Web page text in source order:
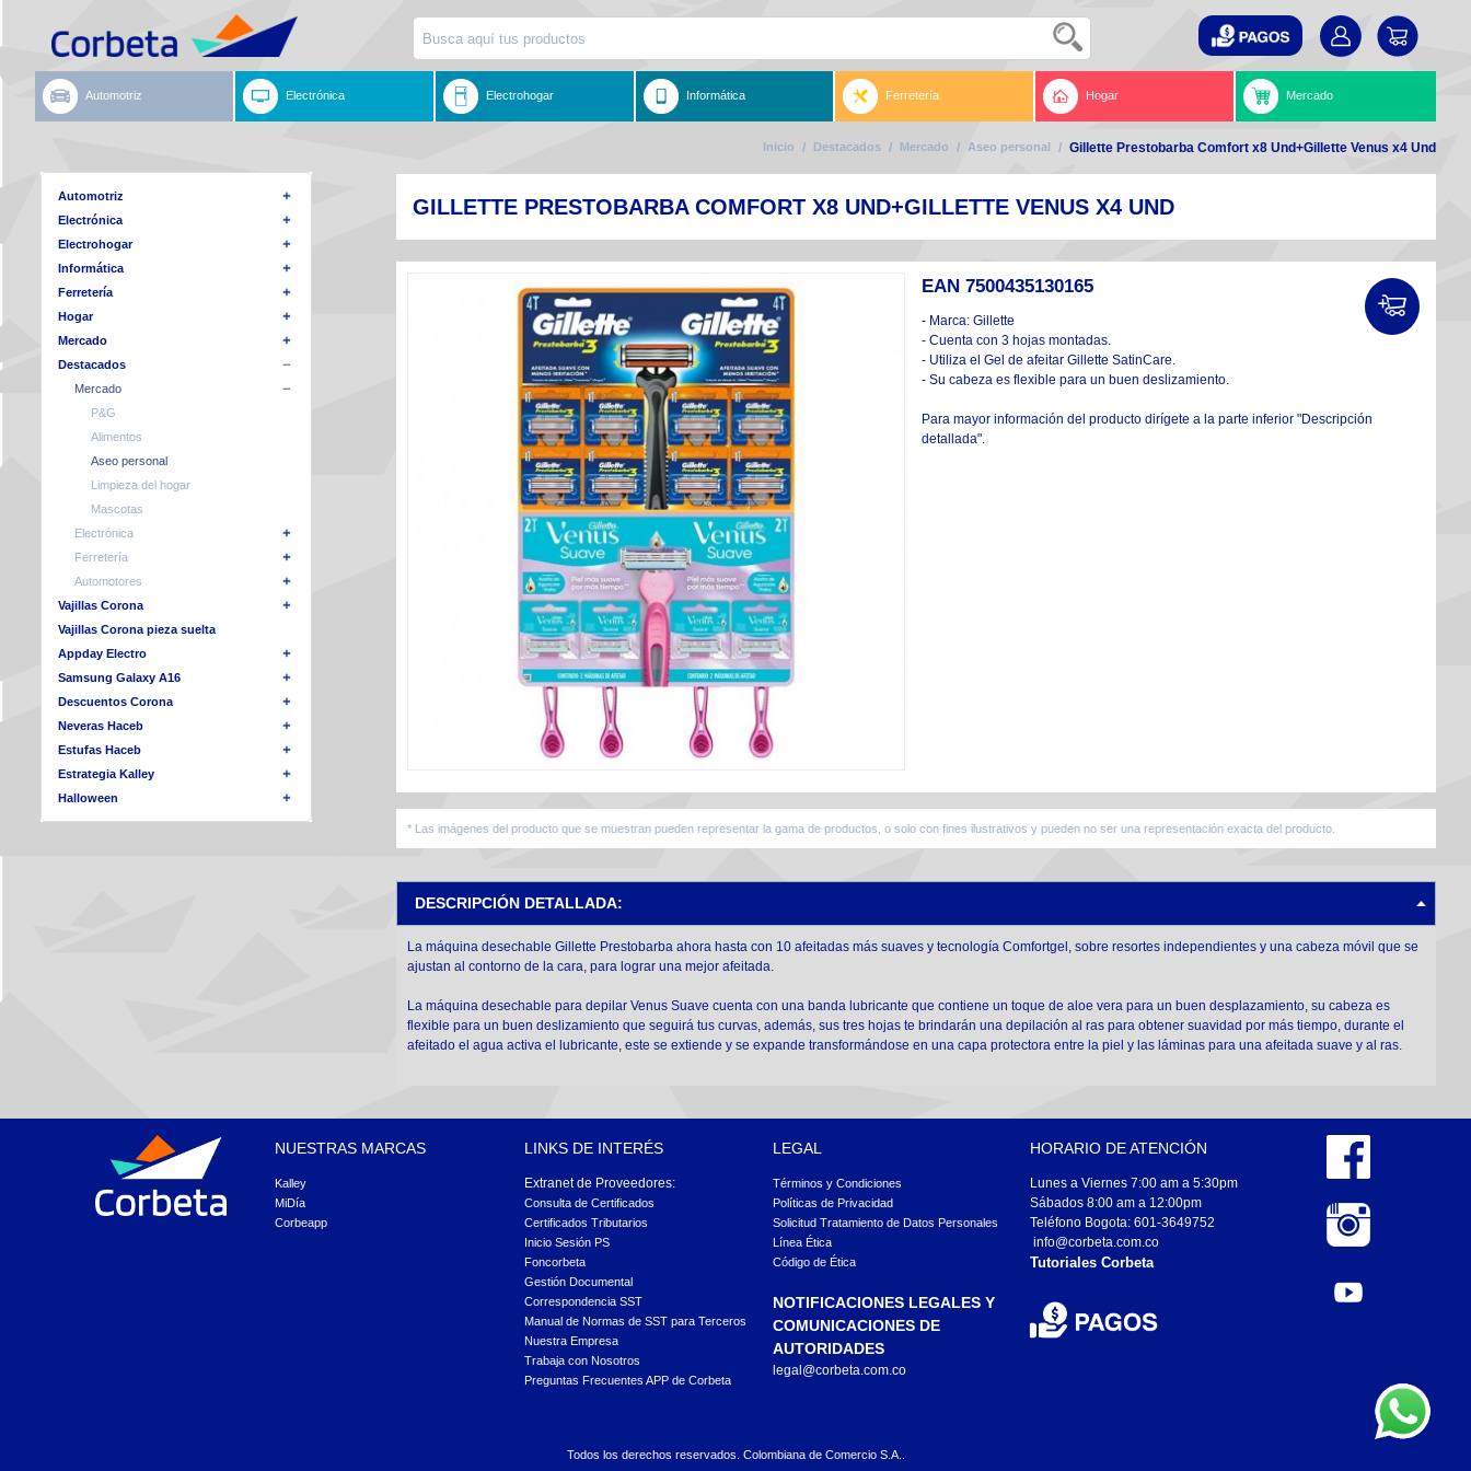
Automotriz Electrónica Electrohogar Informática Ferretería Hogar Mercado
Inicio / Destacados / Mercado / Aseo personal / Gillette Prestobarba Comfort x8 Und+Gillette Venus x4 Und
Automotriz
Electrónica
Electrohogar
Informática
Ferretería
Hogar
Mercado
Destacados
Mercado
P&G
Alimentos
Aseo personal
Limpieza del hogar
Mascotas
Electrónica
Ferretería
Automotores
Vajillas Corona
Vajillas Corona pieza suelta
Appday Electro
Samsung Galaxy A16
Descuentos Corona
Neveras Haceb
Estufas Haceb
Estrategia Kalley
Halloween
GILLETTE PRESTOBARBA COMFORT X8 UND+GILLETTE VENUS X4 UND
EAN 7500435130165
- Marca: Gillette
- Cuenta con 3 hojas montadas.
- Utiliza el Gel de afeitar Gillette SatinCare.
- Su cabeza es flexible para un buen deslizamiento.
Para mayor información del producto dirígete a la parte inferior "Descripción
detallada".
* Las imágenes del producto que se muestran pueden representar la gama de productos, o solo con fines ilustrativos y pueden no ser una representación exacta del producto.
DESCRIPCIÓN DETALLADA:
La máquina desechable Gillette Prestobarba ahora hasta con 10 afeitadas más suaves y tecnología Comfortgel, sobre resortes independientes y una cabeza móvil que se
ajustan al contorno de la cara, para lograr una mejor afeitada.
La máquina desechable para depilar Venus Suave cuenta con una banda lubricante que contiene un toque de aloe vera para un buen desplazamiento, su cabeza es
flexible para un buen deslizamiento que seguirá tus curvas, además, sus tres hojas te brindarán una depilación al ras para obtener suavidad por más tiempo, durante el
afeitado el agua activa el lubricante, este se extiende y se expande transformándose en una capa protectora entre la piel y las láminas para una afeitada suave y al ras.
NUESTRAS MARCAS
Kalley
MiDía
Corbeapp
LINKS DE INTERÉS
Extranet de Proveedores:
Consulta de Certificados
Certificados Tributarios
Inicio Sesión PS
Foncorbeta
Gestión Documental
Correspondencia SST
Manual de Normas de SST para Terceros
Nuestra Empresa
Trabaja con Nosotros
Preguntas Frecuentes APP de Corbeta
LEGAL
Términos y Condiciones
Políticas de Privacidad
Solicitud Tratamiento de Datos Personales
Línea Ética
Código de Ética
NOTIFICACIONES LEGALES Y
COMUNICACIONES DE
AUTORIDADES
legal@corbeta.com.co
HORARIO DE ATENCIÓN
Lunes a Viernes 7:00 am a 5:30pm
Sábados 8:00 am a 12:00pm
Teléfono Bogota: 601-3649752
info@corbeta.com.co
Tutoriales Corbeta
Todos los derechos reservados. Colombiana de Comercio S.A..